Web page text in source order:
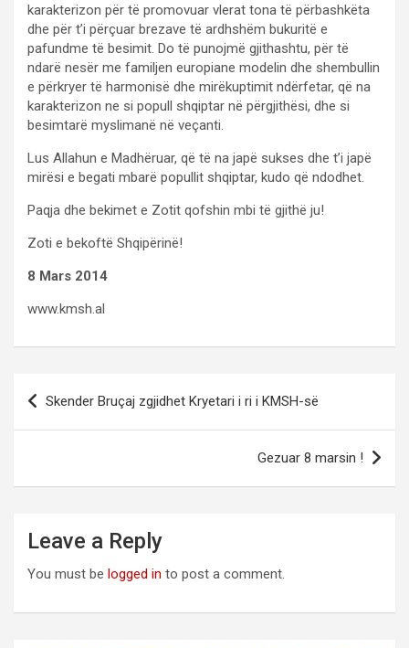
karakterizon për të promovuar vlerat tona të përbashkëta
dhe për t’i përçuar brezave të ardhshëm bukuritë e
pafundme të besimit. Do të punojmë gjithashtu, për të
ndarë nesër me familjen europiane modelin dhe shembullin
e përkryer të harmonisë dhe mirëkuptimit ndërfetar, që na
karakterizon ne si popull shqiptar në përgjithësi, dhe si
besimtarë myslimanë në veçanti.
Lus Allahun e Madhëruar, që të na japë sukses dhe t’i japë
mirësi e begati mbarë popullit shqiptar, kudo që ndodhet.
Paqja dhe bekimet e Zotit qofshin mbi të gjithë ju!
Zoti e bekoftë Shqipërinë!
8 Mars 2014
www.kmsh.al
Post
navigation
Skender Bruçaj zgjidhet Kryetari i ri i KMSH-së
Gezuar 8 marsin !
Leave a Reply
You must be logged in to post a comment.